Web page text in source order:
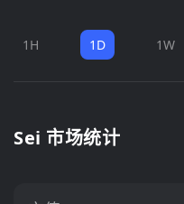
1H 1D 1W
Sei 市场统计